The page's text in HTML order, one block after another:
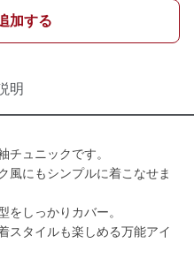
加する
明
チュニックです。
風にもシンプルに着こなせま
をしっかりカバー。
スタイルも楽しめる万能アイ